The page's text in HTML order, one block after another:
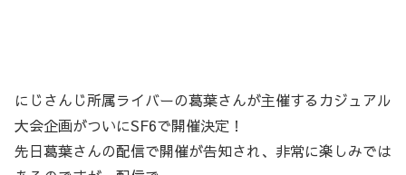
にじさんじ所属ライバーの葛葉さんが主催するカジュアル
大会企画がついにSF6で開催決定！
先日葛葉さんの配信で開催が告知され、非常に楽しみでは